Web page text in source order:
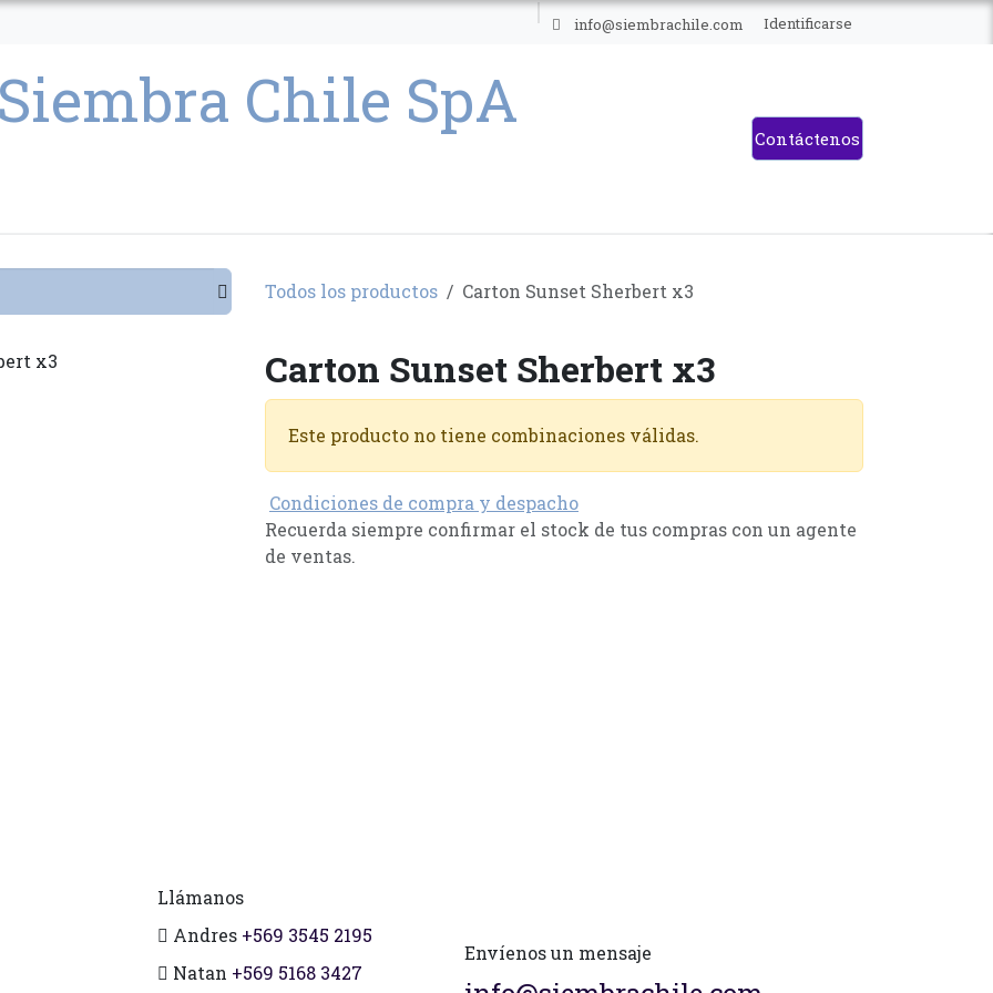
info@siembrachile.com Identificarse
Contáctenos
Todos los productos Carton Sunset Sherbert x3
Carton Sunset Sherbert x3
Este producto no tiene combinaciones válidas.
Condiciones de compra y despacho
Recuerda siempre confirmar el stock de tus compras con un agente
de ventas.
Llámanos
Andres +569 3545 2195
Natan +569 5168 3427
Envíenos un mensaje